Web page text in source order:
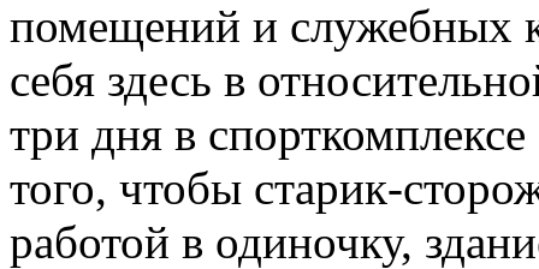
помещений и служебных
себя здесь в
три дня в
того, чтобы старик-
работой в одиночку,